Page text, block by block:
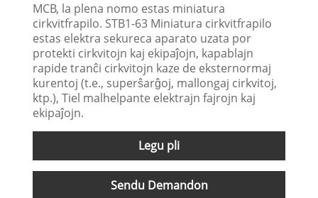
MCB, la plena nomo estas miniatura
cirkvitfrapilo. STB1-63 Miniatura cirkvitfrapilo
estas elektra sekureca aparato uzata por
protekti cirkvitojn kaj ekipaĵojn, kapablajn
rapide tranĉi cirkvitojn kaze de eksternormaj
kurentoj (t.e., superŝarĝoj, mallongaj cirkvitoj,
ktp.), Tiel malhelpante elektrajn fajrojn kaj
ekipaĵojn.
Legu pli
Sendu Demandon